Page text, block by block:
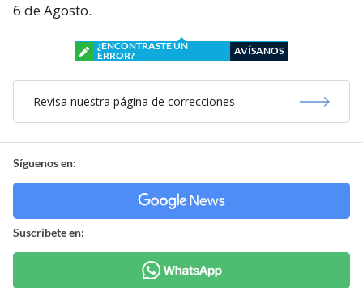
6 de Agosto.
¿ENCONTRASTE UN
ERROR?
AVÍSANOS
Revisa nuestra página de correcciones
Síguenos en:
Suscríbete en: